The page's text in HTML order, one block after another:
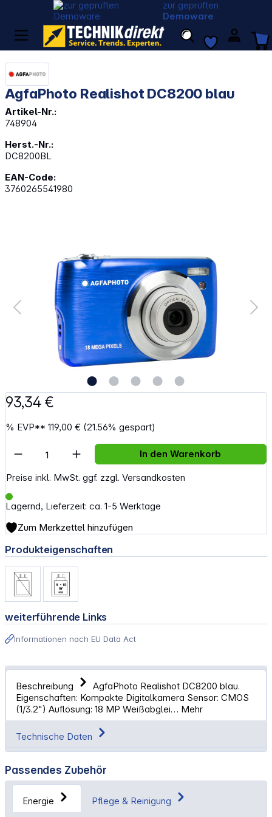
zur geprüften
Demoware
AgfaPhoto Realishot DC8200 blau
Artikel-Nr.:
748904
Herst.-Nr.:
DC8200BL
EAN-Code:
3760265541980
93,34 €
% EVP**119,00 € (21.56% gespart)
Preise inkl. MwSt. ggf. zzgl. Versandkosten
Lagernd, Lieferzeit: ca. 1-5 Werktage
Artikel Anzahl: Gib den gewünschten
In den Warenkorb
Zum Merkzettel hinzufügen
Produkteigenschaften
weiterführende Links
Informationen nach EU Data Act
Beschreibung
AgfaPhoto Realishot DC8200 blau.
Eigenschaften: Kompakte Digitalkamera Sensor: CMOS
(1/3.2") Auflösung: 18 MP Weißabglei… Mehr
Technische Daten
Passendes Zubehör
Energie Pflege & Reinigung